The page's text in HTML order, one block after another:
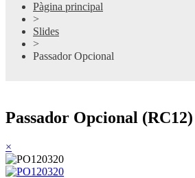
Pàgina principal
>
Slides
>
Passador Opcional
Passador Opcional (RC12)
×